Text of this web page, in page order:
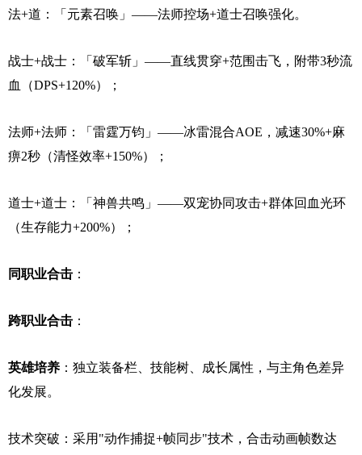
法+道：「元素召唤」——法师控场+道士召唤强化。
战士+战士：「破军斩」——直线贯穿+范围击飞，附带3秒流
血（DPS+120%）；
法师+法师：「雷霆万钧」——冰雷混合AOE，减速30%+麻
痹2秒（清怪效率+150%）；
道士+道士：「神兽共鸣」——双宠协同攻击+群体回血光环
（生存能力+200%）；
同职业合击 ：
跨职业合击 ：
英雄培养 ：独立装备栏、技能树、成长属性，与主角色差异
化发展。
技术突破：采用"动作捕捉+帧同步"技术，合击动画帧数达